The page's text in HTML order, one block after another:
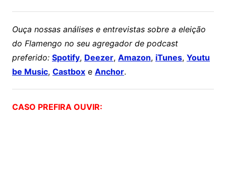
Ouça nossas análises e entrevistas sobre a eleição
do Flamengo no seu agregador de podcast
preferido: Spotify, Deezer, Amazon, iTunes, Youtu
be Music, Castboxe Anchor.
CASO PREFIRA OUVIR: